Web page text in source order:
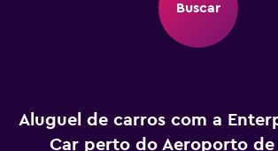
Buscar
Aluguel de carros com a
Car perto do Aeroporto de